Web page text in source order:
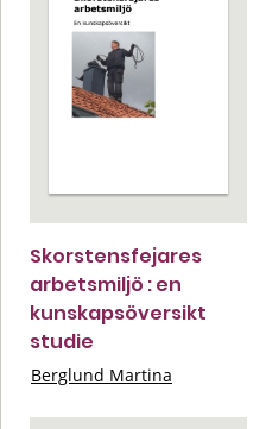
Skorstensfejares
arbetsmiljö : en
kunskapsöversikt
studie
Berglund Martina